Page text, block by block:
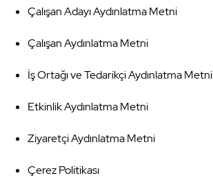
Çalışan Adayı Aydınlatma Metni
Çalışan Aydınlatma Metni
İş Ortağı ve Tedarikçi Aydınlatma Metni
Etkinlik Aydınlatma Metni
Ziyaretçi Aydınlatma Metni
Çerez Politikası